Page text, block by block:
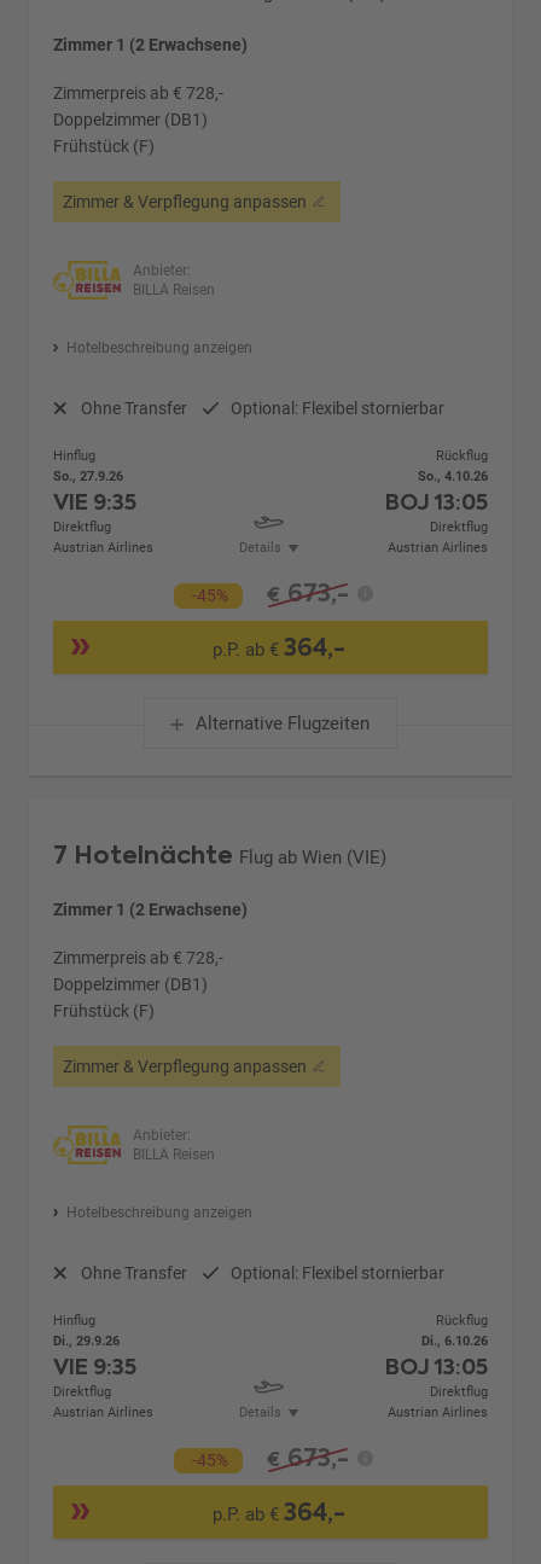
Zimmer 1 (2 Erwachsene)
Zimmerpreis ab € 728,-
Doppelzimmer (DB1)
Frühstück (F)
Zimmer & Verpflegung anpassen
Anbieter:
BILLA Reisen
Hotelbeschreibung anzeigen
Ohne Transfer Optional: Flexibel stornierbar
Hinflug
So., 27.9.26
VIE 9:35
Direktflug
Austrian Airlines
Details
Rückflug
So., 4.10.26
BOJ 13:05
Direktflug
Austrian Airlines
-45% € 673,-
p.P. ab €364,-
Alternative Flugzeiten
7 Hotelnächte Flug ab Wien (VIE)
Zimmer 1 (2 Erwachsene)
Zimmerpreis ab € 728,-
Doppelzimmer (DB1)
Frühstück (F)
Zimmer & Verpflegung anpassen
Anbieter:
BILLA Reisen
Hotelbeschreibung anzeigen
Ohne Transfer Optional: Flexibel stornierbar
Hinflug
Di., 29.9.26
VIE 9:35
Direktflug
Austrian Airlines
Details
Rückflug
Di., 6.10.26
BOJ 13:05
Direktflug
Austrian Airlines
-45% € 673,-
p.P. ab €364,-